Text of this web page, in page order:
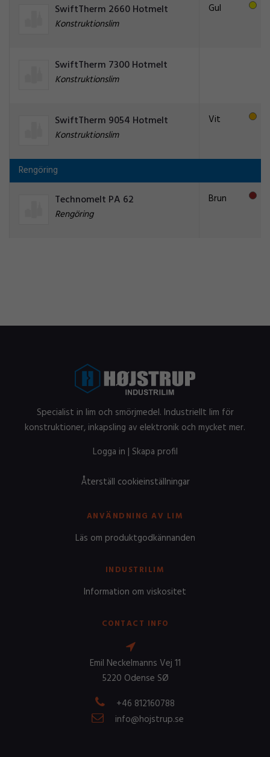
SwiftTherm 2660 Hotmelt
Konstruktionslim
Gul
SwiftTherm 7300 Hotmelt
Konstruktionslim
SwiftTherm 9054 Hotmelt
Konstruktionslim
Vit
Rengöring
Technomelt PA 62
Rengöring
Brun
Specialist in lim och smörjmedel. Industriellt lim för
konstruktioner, inkapsling av elektronik och mycket mer.
Logga in | Skapa profil
Återställ cookieinställningar
ANVÄNDNING AV LIM
Läs om produktgodkännanden
INDUSTRILIM
Information om viskositet
CONTACT INFO
Emil Neckelmanns Vej 11
5220 Odense SØ
+46 812160788
info@hojstrup.se